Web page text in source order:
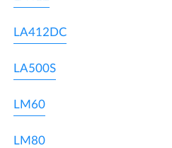
LA412DC
LA500S
LM60
LM80